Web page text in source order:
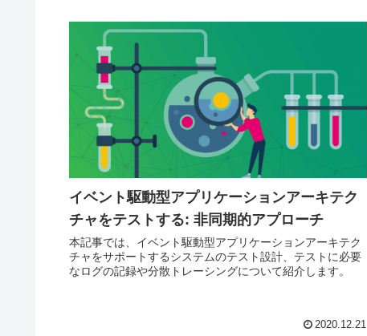
イベント駆動型アプリケーションアーキテク
チャをテストする: 非同期的アプローチ
本記事では、イベント駆動型アプリケーションアーキテク
チャをサポートするシステムのテスト設計、テストに必要
なログの記録や分散トレーシングについて紹介します。
2020.12.21